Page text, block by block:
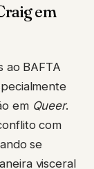
em
ao BAFTA
em Queer.
com
se
visceral